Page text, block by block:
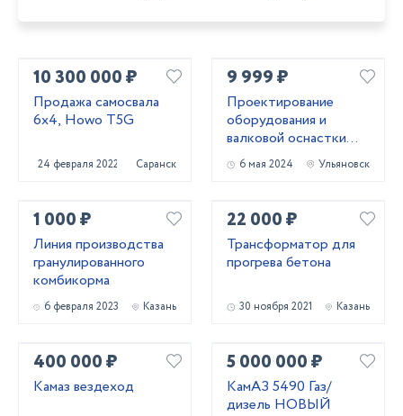
10 300 000 ₽
Продажа самосвала
6х4, Howo T5G
24 февраля 2022 Саранск
9 999 ₽
Проектирование
оборудования и
валковой оснастки
для профилирования
металла
6 мая 2024 Ульяновск
1 000 ₽
Линия производства
гранулированного
комбикорма
6 февраля 2023 Казань
22 000 ₽
Трансформатор для
прогрева бетона
30 ноября 2021 Казань
400 000 ₽
Камаз вездеход
5 000 000 ₽
КамАЗ 5490 Газ/
дизель НОВЫЙ